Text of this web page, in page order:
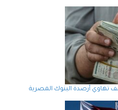
تهاوي أرصدة البنوك المصرية